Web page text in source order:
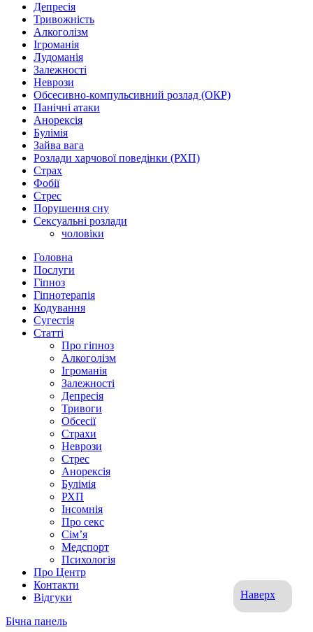
Наверх
Депресія
Тривожність
Алкоголізм
Ігроманія
Лудоманія
Залежності
Неврози
Обсесивно-компульсивний розлад (ОКР)
Панічні атаки
Анорексія
Булімія
Зайва вага
Розлади харчової поведінки (РХП)
Страх
Фобії
Стрес
Порушення сну
Сексуальні розлади
чоловіки
Головна
Послуги
Гіпноз
Гіпнотерапія
Кодування
Сугестія
Статті
Про гіпноз
Алкоголізм
Ігроманія
Залежності
Депресія
Тривоги
Обсесії
Страхи
Неврози
Стрес
Анорексія
Булімія
РХП
Інсомнія
Про секс
Сім’я
Медспорт
Психологія
Про Центр
Контакти
Відгуки
Бічна панель